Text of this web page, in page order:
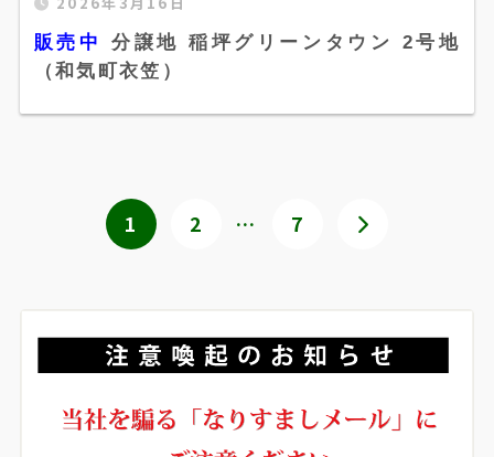
販売中 分譲地 稲坪グリーンタウン 2号地（和気
町衣笠）" width="520" height="300" />
販売中分譲地 稲坪グリーンタウン 2号地
（和気町衣笠）
1 2 … 7